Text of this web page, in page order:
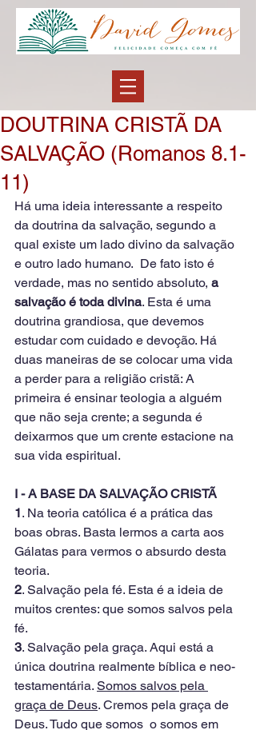
DOUTRINA CRISTÃ DA
SALVAÇÃO (Romanos 8.1-
11)
Há uma ideia interessante a respeito
da doutrina da salvação, segundo a
qual existe um lado divino da salvação
e outro lado humano.  De fato isto é
verdade, mas no sentido absoluto, a
salvação é toda divina. Esta é uma
doutrina grandiosa, que devemos
estudar com cuidado e devoção. Há
duas maneiras de se colocar uma vida
a perder para a religião cristã: A
primeira é ensinar teologia a alguém
que não seja crente; a segunda é
deixarmos que um crente estacione na
sua vida espiritual.
I - A BASE DA SALVAÇÃO CRISTÃ
1. Na teoria católica é a prática das
boas obras. Basta lermos a carta aos
Gálatas para vermos o absurdo desta
teoria.
2. Salvação pela fé. Esta é a ideia de
muitos crentes: que somos salvos pela
fé.
3. Salvação pela graça. Aqui está a
única doutrina realmente bíblica e neo-
testamentária. Somos salvos pela
graça de Deus. Cremos pela graça de
Deus. Tudo que somos  o somos em